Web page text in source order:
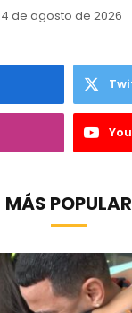
4 de agosto de 2026
MÁS POPULAR